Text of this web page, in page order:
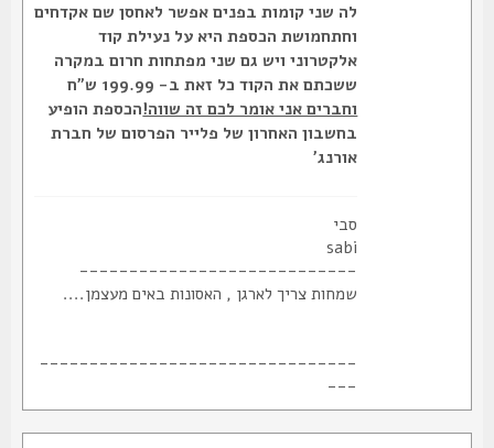
לה שני קומות בפנים אפשר לאחסן שם אקדחים
וחתחמושת הכספת היא על נעילת קוד
אלקטרוני ויש גם שני מפתחות חרום במקרה
ששכתם את הקוד כל זאת ב- 199.99 ש"ח
וחברים אני אומר לכם זה שווה!הכספת הופיע
בחשבון האחרון של פלייר הפרסום של חברת
אורנג'
----------------------------
שמחות צריך לארגן , האסונות באים מעצמן....
--------------------------------